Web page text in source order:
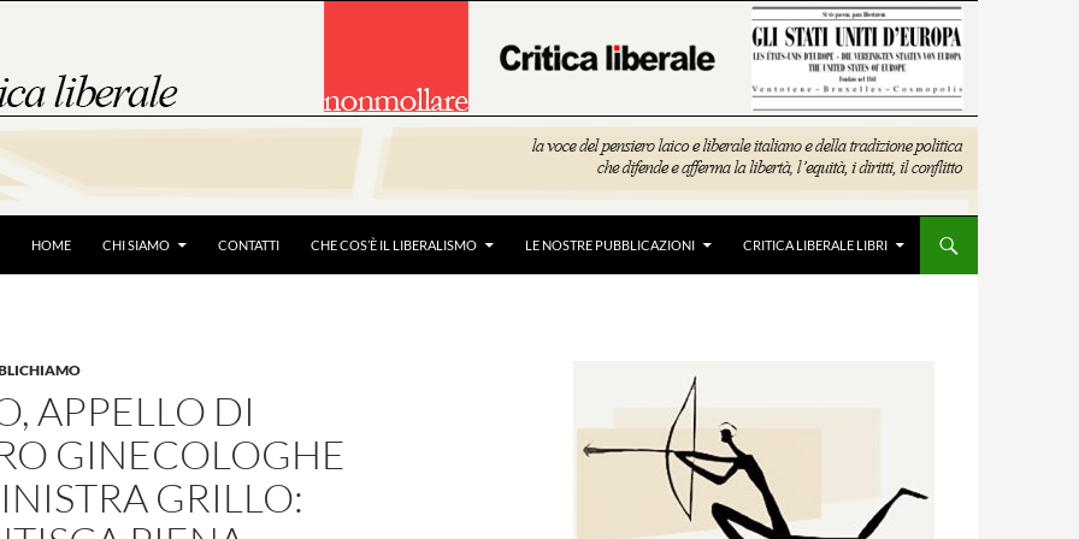
HOME CHI SIAMO CONTATTI CHE COS’È IL LIBERALISMO LE NOSTRE PUBBLICAZIONI CRITICA LIBERALE LIBRI
APPELLO DI
GINECOLOGHE
GRILLO: